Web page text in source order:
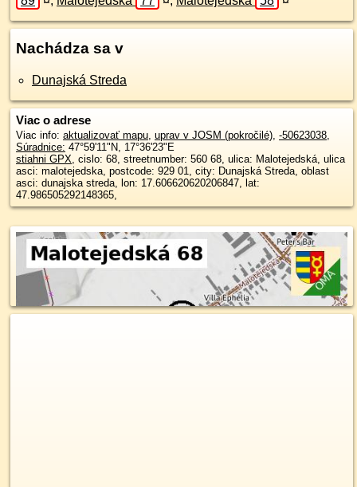
Nachádza sa v
Dunajská Streda
Viac o adrese
Viac info: aktualizovať mapu, uprav v JOSM (pokročilé), -50623038,
Súradnice: 47°59'11"N, 17°36'23"E
stiahni GPX, cislo: 68, streetnumber: 560 68, ulica: Malotejedská, ulica
asci: malotejedska, postcode: 929 01, city: Dunajská Streda, oblast
asci: dunajska streda, lon: 17.606620620206847, lat:
47.986505292148365,